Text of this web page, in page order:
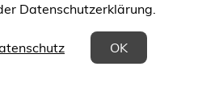
Datenschutzerklärung.
OK